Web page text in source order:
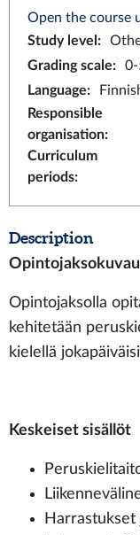
Open the course
Study level :
Grading scale:
Language:
Responsible
organisation:
Curriculum
periods:
Description
Opintojaksolla
kehitetään
kielellä
Keskeiset sisällöt
Harrastukset